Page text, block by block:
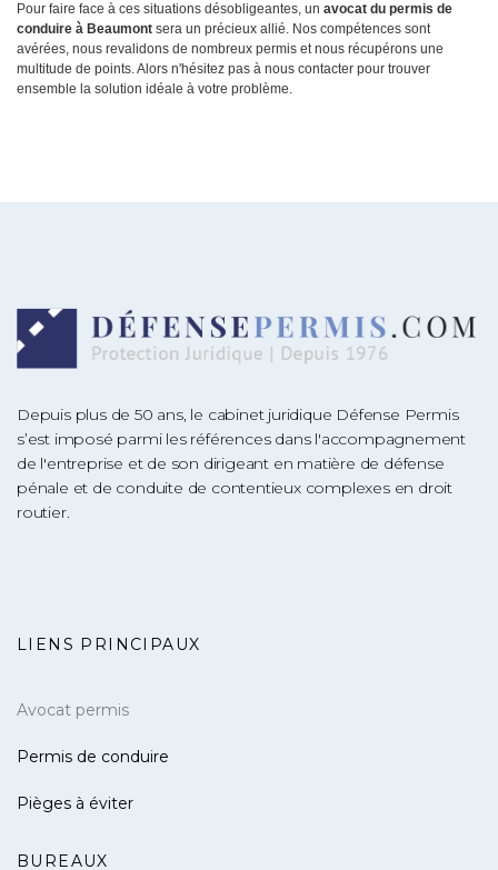
Pour faire face à ces situations désobligeantes, un avocat du permis de
conduire à Beaumont sera un précieux allié. Nos compétences sont
avérées, nous revalidons de nombreux permis et nous récupérons une
multitude de points. Alors n'hésitez pas à nous contacter pour trouver
ensemble la solution idéale à votre problème.
Depuis plus de 50 ans, le cabinet juridique Défense Permis
s’est imposé parmi les références dans l'accompagnement
de l'entreprise et de son dirigeant en matière de défense
pénale et de conduite de contentieux complexes en droit
routier.
LIENS PRINCIPAUX
Avocat permis
Permis de conduire
Pièges à éviter
BUREAUX